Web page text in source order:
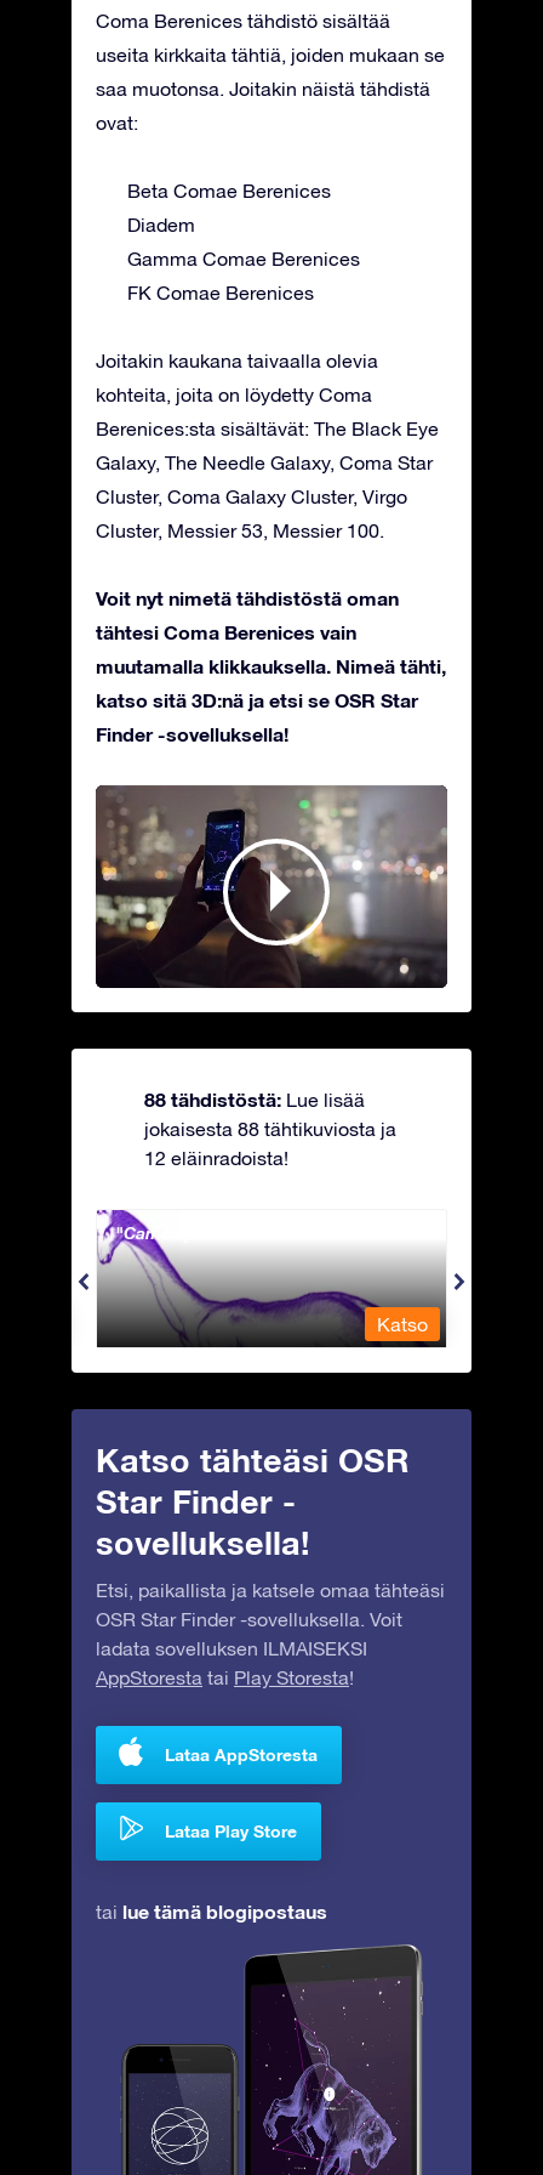
Coma Berenices tähdistö sisältää
useita kirkkaita tähtiä, joiden mukaan se
saa muotonsa. Joitakin näistä tähdistä
ovat:
Beta Comae Berenices
Diadem
Gamma Comae Berenices
FK Comae Berenices
Joitakin kaukana taivaalla olevia
kohteita, joita on löydetty Coma
Berenices:sta sisältävät: The Black Eye
Galaxy, The Needle Galaxy, Coma Star
Cluster, Coma Galaxy Cluster, Virgo
Cluster, Messier 53, Messier 100.
Voit nyt nimetä tähdistöstä oman
tähtesi Coma Berenices vain
muutamalla klikkauksella. Nimeä tähti,
katso sitä 3D:nä ja etsi se OSR Star
Finder -sovelluksella!
88 tähdistöstä: Lue lisää
jokaisesta 88 tähtikuviosta ja
12 eläinradoista!
Camelopardalis - Kirahvi
Katso
Katso tähteäsi OSR
Star Finder -
sovelluksella!
Etsi, paikallista ja katsele omaa tähteäsi
OSR Star Finder -sovelluksella. Voit
ladata sovelluksen ILMAISEKSI
AppStoresta tai Play Storesta!
Lataa AppStoresta
Lataa Play Store
tai lue tämä blogipostaus